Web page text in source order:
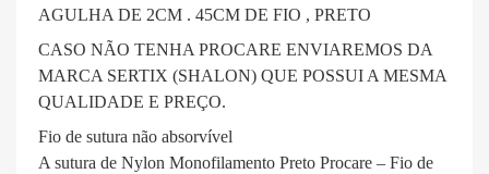
AGULHA DE 2CM . 45CM DE FIO , PRETO
CASO NÃO TENHA PROCARE ENVIAREMOS DA
MARCA SERTIX (SHALON) QUE POSSUI A MESMA
QUALIDADE E PREÇO.
Fio de sutura não absorvível
A sutura de Nylon Monofilamento Preto Procare – Fio de